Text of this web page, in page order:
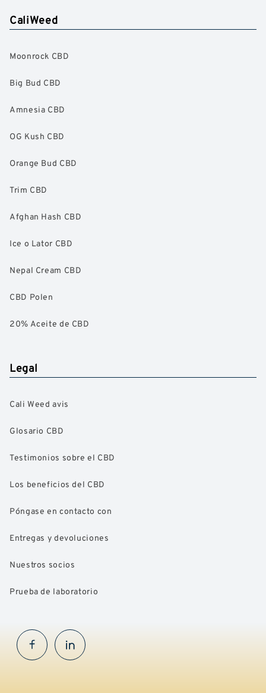
CaliWeed
Moonrock CBD
Big Bud CBD
Amnesia CBD
OG Kush CBD
Orange Bud CBD
Trim CBD
Afghan Hash CBD
Ice o Lator CBD
Nepal Cream CBD
CBD Polen
20% Aceite de CBD
Legal
Cali Weed avis
Glosario CBD
Testimonios sobre el CBD
Los beneficios del CBD
Póngase en contacto con
Entregas y devoluciones
Nuestros socios
Prueba de laboratorio
FacebookInstaGram